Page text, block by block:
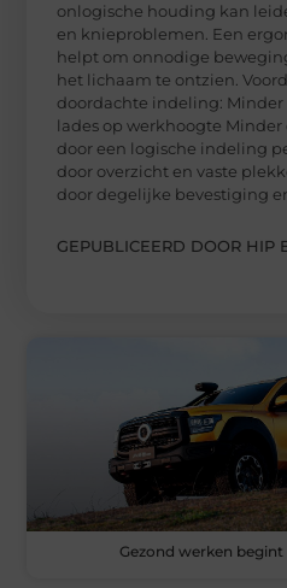
onlogische houding kan
en knieproblemen. Een
helpt om onnodige
het lichaam te ontzien.
doordachte indeling:
lades op werkhoogte
door een logische indeling
door overzicht en vaste
door degelijke bevestiging
GEPUBLICEERD DOOR HIP
Gezond werken